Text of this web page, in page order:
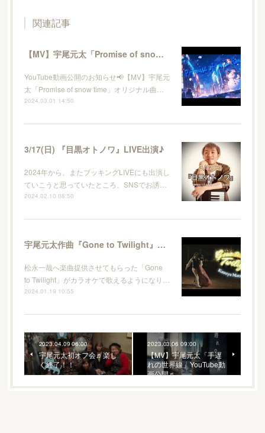
関連記事
【MV】宇尾元太「Promise of snow time」YouTube公開♬
YouTube動画公開のお知らせ📢【MV】宇尾元
太「Promise of snow time」オリジナル曲…
2024.03.01 14:50
3/17(日) 『目黒オトノワ』LIVE出演♪
2024年から、またブッキングLIVEにも出演し
ていこうと思っていたところ、SNSでお誘…
2024.02.10 08:50
宇尾元太作曲『Gone to Twilight』カラオケ配信決定♬
松永一哉へ楽曲提供させてもらった「Gone
to Twilight」がカラオケで歌えるようになり…
2024.01.19 10:55
2023.04.09 06:00
宇尾元太初オフ会♬楽し
く終了！！
2023.03.06 09:00
【MV】宇尾元太「手遅
れの世界線」YouTube動
画公開♬